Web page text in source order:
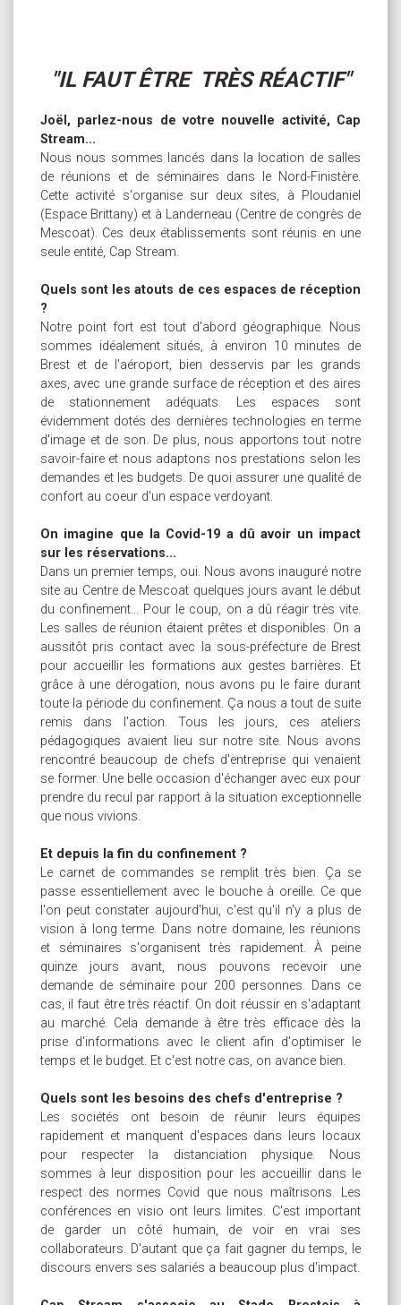
"IL FAUT ÊTRE TRÈS RÉACTIF"
Joël, parlez-nous de votre nouvelle activité, Cap
Stream...
Nous nous sommes lancés dans la location de salles
de réunions et de séminaires dans le Nord-Finistère.
Cette activité s'organise sur deux sites, à Ploudaniel
(Espace Brittany) et à Landerneau (Centre de congrès de
Mescoat). Ces deux établissements sont réunis en une
seule entité, Cap Stream.
Quels sont les atouts de ces espaces de réception
?
Notre point fort est tout d'abord géographique. Nous
sommes idéalement situés, à environ 10 minutes de
Brest et de l'aéroport, bien desservis par les grands
axes, avec une grande surface de réception et des aires
de stationnement adéquats. Les espaces sont
évidemment dotés des dernières technologies en terme
d'image et de son. De plus, nous apportons tout notre
savoir-faire et nous adaptons nos prestations selon les
demandes et les budgets. De quoi assurer une qualité de
confort au coeur d'un espace verdoyant.
On imagine que la Covid-19 a dû avoir un impact
sur les réservations...
Dans un premier temps, oui. Nous avons inauguré notre
site au Centre de Mescoat quelques jours avant le début
du confinement... Pour le coup, on a dû réagir très vite.
Les salles de réunion étaient prêtes et disponibles. On a
aussitôt pris contact avec la sous-préfecture de Brest
pour accueillir les formations aux gestes barrières. Et
grâce à une dérogation, nous avons pu le faire durant
toute la période du confinement. Ça nous a tout de suite
remis dans l'action. Tous les jours, ces ateliers
pédagogiques avaient lieu sur notre site. Nous avons
rencontré beaucoup de chefs d'entreprise qui venaient
se former. Une belle occasion d'échanger avec eux pour
prendre du recul par rapport à la situation exceptionnelle
que nous vivions.
Et depuis la fin du confinement ?
Le carnet de commandes se remplit très bien. Ça se
passe essentiellement avec le bouche à oreille. Ce que
l'on peut constater aujourd'hui, c'est qu'il n'y a plus de
vision à long terme. Dans notre domaine, les réunions
et séminaires s'organisent très rapidement. À peine
quinze jours avant, nous pouvons recevoir une
demande de séminaire pour 200 personnes. Dans ce
cas, il faut être très réactif. On doit réussir en s'adaptant
au marché. Cela demande à être très efficace dès la
prise d'informations avec le client afin d'optimiser le
temps et le budget. Et c'est notre cas, on avance bien.
Quels sont les besoins des chefs d'entreprise ?
Les sociétés ont besoin de réunir leurs équipes
rapidement et manquent d'espaces dans leurs locaux
pour respecter la distanciation physique. Nous
sommes à leur disposition pour les accueillir dans le
respect des normes Covid que nous maîtrisons. Les
conférences en visio ont leurs limites. C'est important
de garder un côté humain, de voir en vrai ses
collaborateurs. D'autant que ça fait gagner du temps, le
discours envers ses salariés a beaucoup plus d'impact.